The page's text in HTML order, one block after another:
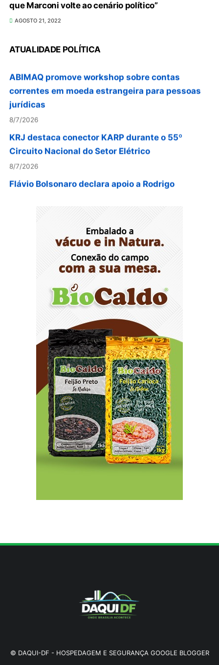
que Marconi volte ao cenário político”
AGOSTO 21, 2022
ATUALIDADE POLÍTICA
Em convenção do Republicanos, Flávio
8/7/2026
correntes em moeda estrangeira para pessoas
jurídicas
8/7/2026
KRJ destaca conector KARP durante o 55º
Circuito Nacional do Setor Elétrico
8/7/2026
Flávio Bolsonaro declara apoio a Rodrigo
Valadares e Coronel Rocha na disputa pelo
8/7/2026
Opinião: Diplomas para um mundo que não
existe mais
Distrito Federal entra em alerta laranja de perigo
para baixa umidade do ar nesta sexta-feira (7)
Ampliada oferta de tratamento menos invasivo
para obstruções nas artérias do coração no
Hospital de Base
Sala de Concerto, da Rádio MEC, celebra
Radamés Gnattali nesta sexta
Indígenas Pirahã vão ter acesso a consultas e
exames em expedição do SUS no Amazonas
© DAQUI-DF - HOSPEDAGEM E SEGURANÇA GOOGLE BLOGGER